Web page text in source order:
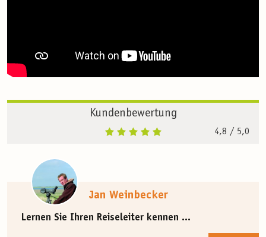
Kundenbewertung
4,8 / 5,0
Jan Weinbecker
Lernen Sie Ihren Reiseleiter kennen ...